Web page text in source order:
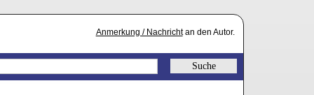
Anmerkung / Nachrichtan den Autor.